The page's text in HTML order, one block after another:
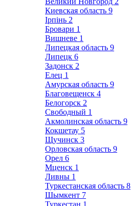
Киевская область 9
Ірпінь 2
Бровари 1
Вишневе 1
Липецкая область 9
Липецк 6
Задонск 2
Елец 1
Амурская область 9
Благовещенск 4
Белогорск 2
Свободный 1
Акмолинская область 9
Кокшетау 5
Щучинск 3
Орловская область 9
Орел 6
Мценск 1
Ливны 1
Туркестанская область 8
Шымкент 7
Туркестан 1